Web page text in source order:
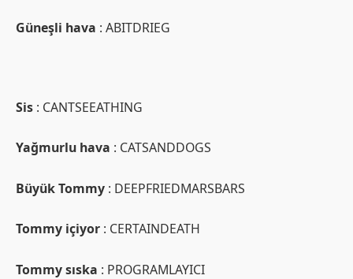
Güneşli hava : ABITDRIEG
Sis : CANTSEEATHING
Yağmurlu hava : CATSANDDOGS
Büyük Tommy : DEEPFRIEDMARSBARS
Tommy içiyor : CERTAINDEATH
Tommy sıska : PROGRAMLAYICI